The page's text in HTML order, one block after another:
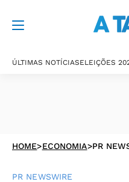
ÚLTIMAS NOTÍCIASELEIÇÕES
HOME>ECONOMIA>PR
PR NEWSWIRE